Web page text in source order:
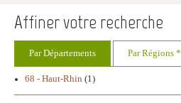
Affiner votre recherche
Par Départements Par Régions *
68 - Haut-Rhin (1)